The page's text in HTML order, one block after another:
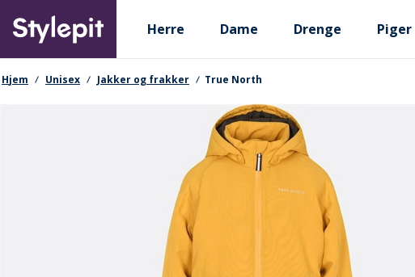
main
content
Primary departments
Herre Dame Drenge Piger
navigationssti
Hjem Unisex Jakker og frakker True North